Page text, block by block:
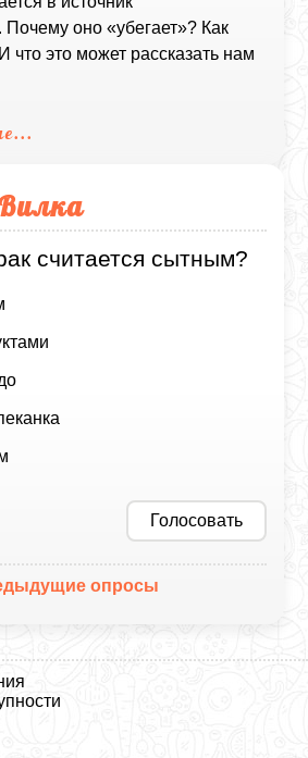
оно «убегает»? Как
что это может рассказать нам
считается сытным?
Голосовать
опросы